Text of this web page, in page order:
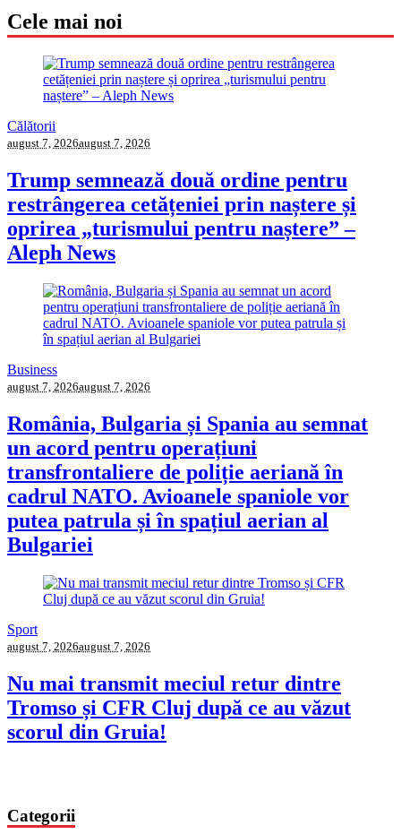
Cele mai noi
Călătorii
august 7, 2026august 7, 2026
Trump semnează două ordine pentru
restrângerea cetățeniei prin naștere și
oprirea „turismului pentru naștere” –
Aleph News
Business
august 7, 2026august 7, 2026
România, Bulgaria și Spania au semnat
un acord pentru operațiuni
transfrontaliere de poliție aeriană în
cadrul NATO. Avioanele spaniole vor
putea patrula și în spațiul aerian al
Bulgariei
Sport
august 7, 2026august 7, 2026
Nu mai transmit meciul retur dintre
Tromso și CFR Cluj după ce au văzut
scorul din Gruia!
Categorii